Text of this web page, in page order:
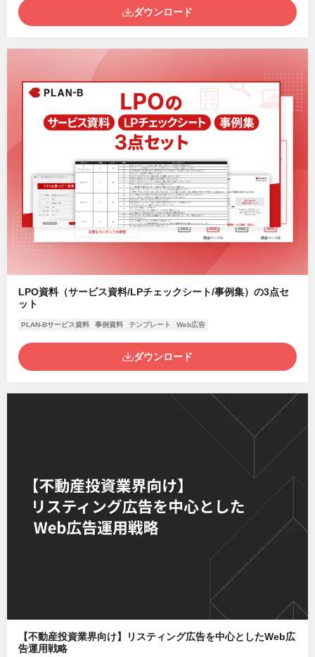
ダウンロード
LPO資料（サービス資料/LPチェックシート/事例集）の3点セ
ット
PLAN-Bサービス資料 事例資料 テンプレート Web広告
ダウンロード
【不動産投資業界向け】リスティング広告を中心としたWeb広
告運用戦略